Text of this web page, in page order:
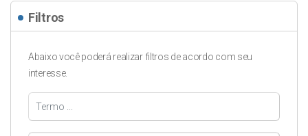
Filtros
Abaixo você poderá realizar filtros de acordo com seu
interesse.